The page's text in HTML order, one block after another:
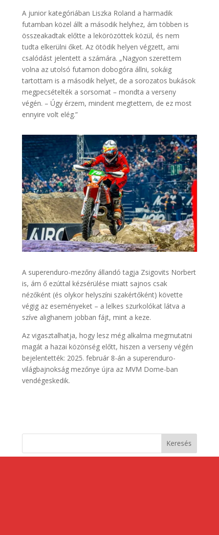
A junior kategóriában Liszka Roland a harmadik
futamban közel állt a második helyhez, ám többen is
összeakadtak előtte a lekörözöttek közül, és nem
tudta elkerülni őket. Az ötödik helyen végzett, ami
csalódást jelentett a számára. „Nagyon szerettem
volna az utolsó futamon dobogóra állni, sokáig
tartottam is a második helyet, de a sorozatos bukások
megpecsételték a sorsomat – mondta a verseny
végén. – Úgy érzem, mindent megtettem, de ez most
ennyire volt elég.”
A superenduro-mezőny állandó tagja Zsigovits Norbert
is, ám ő ezúttal kézsérülése miatt sajnos csak
nézőként (és olykor helyszíni szakértőként) követte
végig az eseményeket – a lelkes szurkolókat látva a
szíve alighanem jobban fájt, mint a keze.
Az vigasztalhatja, hogy lesz még alkalma megmutatni
magát a hazai közönség előtt, hiszen a verseny végén
bejelentették: 2025. február 8-án a superenduro-
világbajnokság mezőnye újra az MVM Dome-ban
vendégeskedik.
Keresés